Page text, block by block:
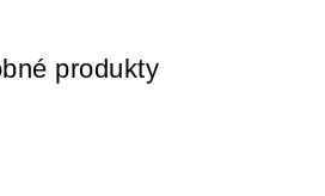
produkty